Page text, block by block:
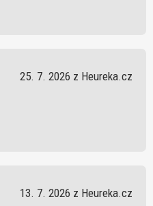
25. 7. 2026 z Heureka.cz
13. 7. 2026 z Heureka.cz